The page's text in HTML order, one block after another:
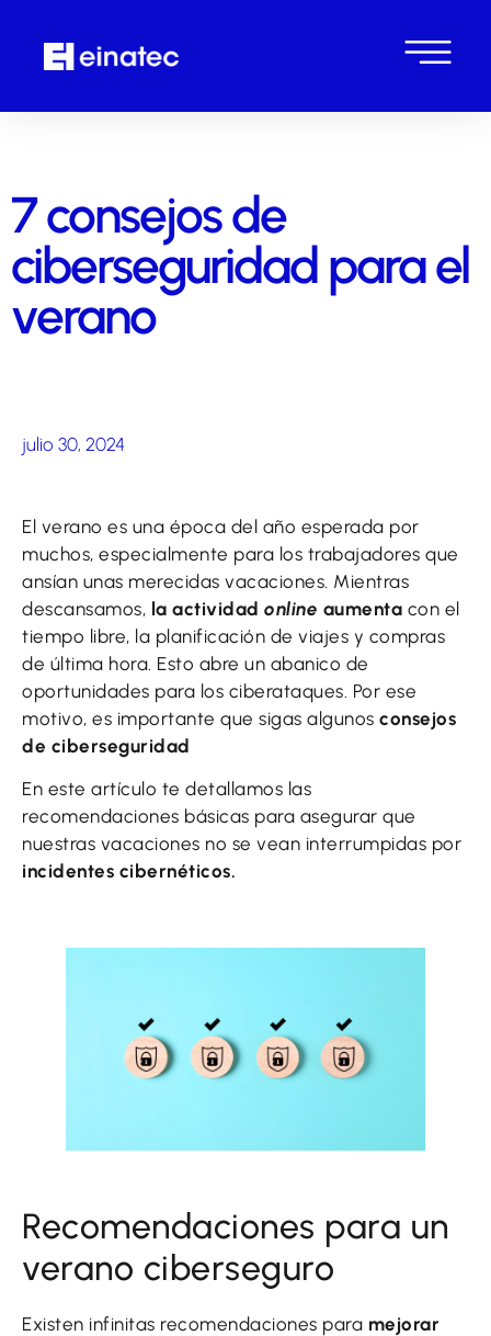
7 consejos de
ciberseguridad para el
verano
julio 30, 2024
El verano es una época del año esperada por
muchos, especialmente para los trabajadores que
ansían unas merecidas vacaciones. Mientras
descansamos, la actividad online aumenta con el
tiempo libre, la planificación de viajes y compras
de última hora. Esto abre un abanico de
oportunidades para los ciberataques. Por ese
motivo, es importante que sigas algunos consejos
de ciberseguridad
En este artículo te detallamos las
recomendaciones básicas para asegurar que
nuestras vacaciones no se vean interrumpidas por
incidentes cibernéticos.
Recomendaciones para un
verano ciberseguro
Existen infinitas recomendaciones para mejorar